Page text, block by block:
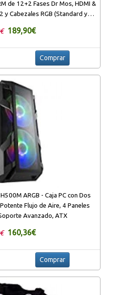
de 12+2 Fases Dr Mos, HDMI &
y Cabezales RGB (Standard y
189,90€
Comprar
ARGB - Caja PC con Dos
Flujo de Aire, 4 Paneles
Avanzado, ATX
160,36€
Comprar